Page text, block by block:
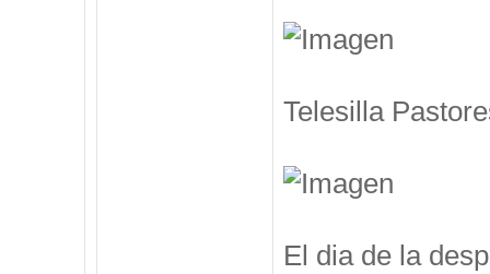
Telesilla
El dia de la